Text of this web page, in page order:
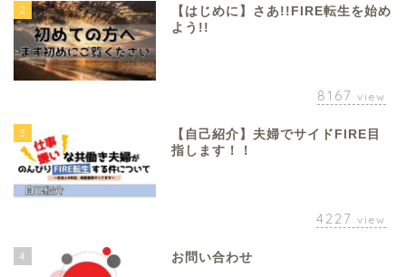
2
【はじめに】さあ!!FIRE転生を始め
よう!!
8167 view
3
【自己紹介】夫婦でサイドFIRE目
指します！！
4227 view
4 お問い合わせ